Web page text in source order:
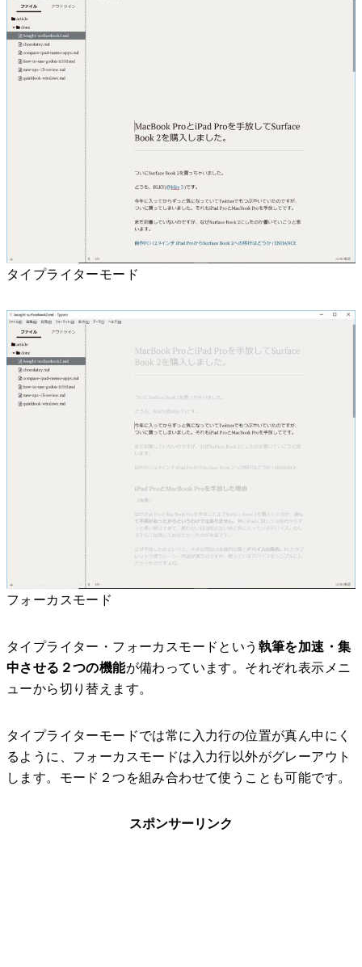
タイプライターモード
フォーカスモード
タイプライター・フォーカスモードという 執筆を加速・集
中させる２つの機能が備わっています。それぞれ表示メニ
ューから切り替えます。
タイプライターモードでは常に入力行の位置が真ん中にく
るように、フォーカスモードは入力行以外がグレーアウト
します。モード２つを組み合わせて使うことも可能です。
スポンサーリンク